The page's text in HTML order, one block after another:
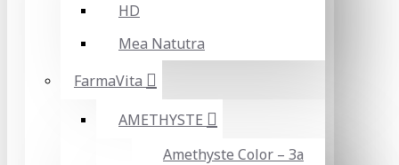
HD
Mea Natutra
FarmaVita
AMETHYSTE
Amethyste Color – За